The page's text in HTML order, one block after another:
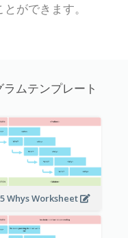
ができます。
ムテンプレート
5 Whys Worksheet